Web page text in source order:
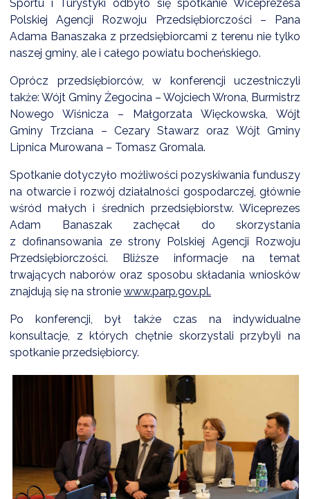
CZYSTE POWIETRZE
EWIDENCJA EMISYJNOŚCI BUDYNKÓW (CEEB)
Sportu i Turystyki odbyło się spotkanie Wiceprezesa
Polskiej Agencji Rozwoju Przedsiębiorczości – Pana
Adama Banaszaka z przedsiębiorcami z terenu nie tylko
naszej gminy, ale i całego powiatu bocheńskiego.
Oprócz przedsiębiorców, w konferencji uczestniczyli
także: Wójt Gminy Żegocina – Wojciech Wrona, Burmistrz
Nowego Wiśnicza – Małgorzata Więckowska, Wójt
Gminy Trzciana – Cezary Stawarz oraz Wójt Gminy
Lipnica Murowana – Tomasz Gromala.
Spotkanie dotyczyło możliwości pozyskiwania funduszy
na otwarcie i rozwój działalności gospodarczej, głównie
wśród małych i średnich przedsiębiorstw. Wiceprezes
Adam Banaszak zachęcał do skorzystania
z dofinansowania ze strony Polskiej Agencji Rozwoju
Przedsiębiorczości. Bliższe informacje na temat
trwających naborów oraz sposobu składania wniosków
znajdują się na stronie www.parp.gov.pl.
Po konferencji, był także czas na indywidualne
konsultacje, z których chętnie skorzystali przybyli na
spotkanie przedsiębiorcy.